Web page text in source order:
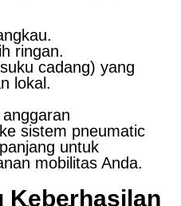
ringan.
cadang) yang
lokal.
sistem pneumatic
untuk
mobilitas Anda.
Keberhasilan